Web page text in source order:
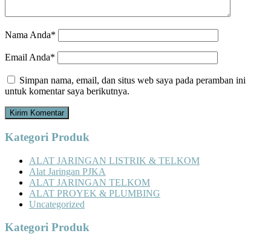
Nama Anda*
Email Anda*
Simpan nama, email, dan situs web saya pada peramban ini
untuk komentar saya berikutnya.
Kategori Produk
ALAT JARINGAN LISTRIK & TELKOM
Alat Jaringan PJKA
ALAT JARINGAN TELKOM
ALAT PROYEK & PLUMBING
Uncategorized
Kategori Produk